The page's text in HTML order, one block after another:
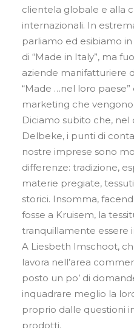
clientela globale e alla
internazionali. In
parliamo ed esibiamo
di “Made in Italy”, ma
aziende manifatturiere
“Made …nel loro
marketing che vengono
Diciamo subito che, nel
Delbeke, i punti di
nostre imprese sono
differenze: tradizione,
materie pregiate,
storici. Insomma,
fosse a Kruisem, la
tranquillamente essere
A Liesbeth Imschoot,
lavora nell’area
posto un po’ di
inquadrare meglio la
proprio dalle questioni
prodotti.